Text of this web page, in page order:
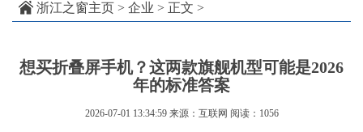
浙江之窗主页 > 企业 > 正文 >
想买折叠屏手机？这两款旗舰机型可能是2026
年的标准答案
2026-07-01 13:34:59 来源：互联网 阅读：1056